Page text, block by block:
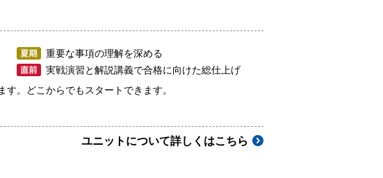
重要な事項の理解を深める
実戦演習と解説講義で合格に向けた総仕上げ
。どこからでもスタートできます。
ユニットについて詳しくはこちら